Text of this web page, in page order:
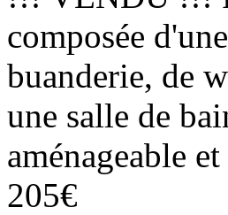
composée
buanderie, de
une salle de
aménageable
205€